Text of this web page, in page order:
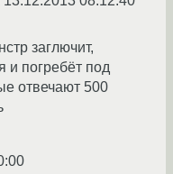
заглючит,
и погребёт под
отвечают 500